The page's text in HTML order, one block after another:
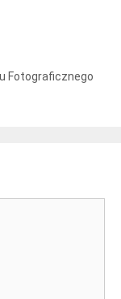
Fotograficznego